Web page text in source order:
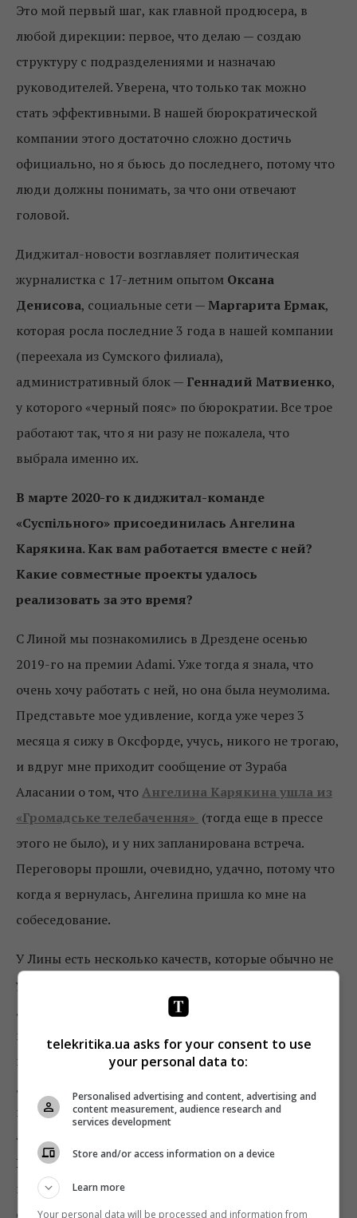
Это мой первый шаг, как главной продюсера, в
любой дирекции: первое, что делаю — создаю
структуру с подразделениями и назначаю
руководителей. Уверена, что только так можно
стать эффективными. В нашей бюрократической
компании этого достаточно сложно достичь
официально, но я бьюсь до последнего, потому что
люди должны понимать, за что они отвечают
головой.
Диджитал-новости возглавляет политическая
журналистка с 17-летним опытом Оксана
Денисова, социальные сети —Маргарита Ермак,
которая росла последние 3 года в нашей компании
(переехала из Сумского филиала),
административный блок — Геннадий Матвиенко,
у которого «черный пояс» по бюрократии. Все трое
работают так, что я ни разу не пожалела, что
выбрала именно их.
В марте 2020-го к диджитал-команде
«Суспільного» присоединилась Ангелина
Карякина. Как вам работается вместе с ней?
Какие совместные проекты удалось
реализовать за это время?
С Линой мы познакомились в Дрездене осенью
2019-го на премии Adami. Уже тогда я знала, что
очень хочу работать с ней, но она была неумолима.
Представьте мое удивление, когда уже через 3
месяца я сижу в Оксфорде, учусь, никого не трогаю,
и вдруг мне приходит сообщение от Зураба
Аласании о том, чтоАнгелина Карякина ушла из
«Громадське телебачення» (тогда еще в прессе
этого не было), и у них запланирована встреча.
Переговоры прошли, очевидно, удачно, потому что
когда я вернулась, Ангелина пришла ко мне на
собеседование.
У Лины есть несколько качеств, которые обычно не
уживаются в одном человеке. Например, она за два
дня запустила межплатформенный 4-часовой
марафон «На карантине», то есть сработала как
продюсер. Лина уехала в Гаагу освещать процесс по
делу сбитого борта MH17, то есть сработала как
полевой корреспондент. Лина обновила документ
«Редакционные основы», проведя серию сессий с
BBC, то есть показала, что умеет работать с
программными документами. В ней магическим
образом сочетаются теоретик и практик, и неясно,
telekritika.ua asks for your consent to use
your personal data to:
Personalised advertising and content, advertising and
content measurement, audience research and
services development
Store and/or access information on a device
Learn more
Your personal data will be processed and information from